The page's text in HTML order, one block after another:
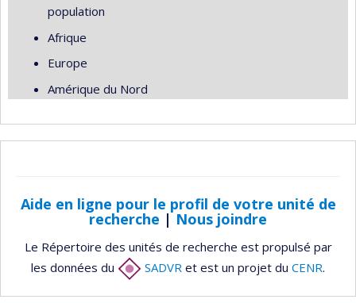
population
Afrique
Europe
Amérique du Nord
Aide en ligne pour le profil de votre unité de
recherche | Nous joindre
Le Répertoire des unités de recherche est propulsé par
les données du
SADVR et est un projet du CENR.